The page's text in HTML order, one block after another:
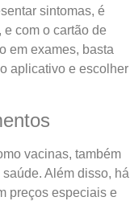
sintomas, é
com o cartão de
em exames, basta
aplicativo e escolher
vacinas, também
Além disso, há
preços especiais e